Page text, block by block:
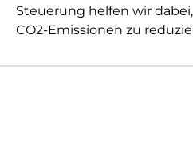
Steuerung helfen wir
CO2-Emissionen zu